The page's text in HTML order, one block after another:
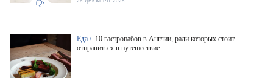
Еда / 10 гастропабов в Англии, ради которых стоит
отправиться в путешествие